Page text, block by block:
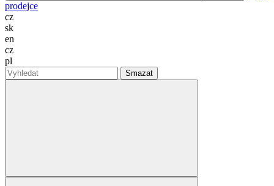
prodejce
cz
sk
en
cz
pl
Smazat